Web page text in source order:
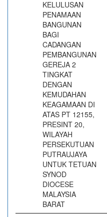
KELULUSAN
PENAMAAN
BANGUNAN
BAGI
CADANGAN
PEMBANGUNAN
GEREJA 2
TINGKAT
DENGAN
KEMUDAHAN
KEAGAMAAN DI
ATAS PT 12155,
PRESINT 20,
WILAYAH
PERSEKUTUAN
PUTRAUJAYA
UNTUK TETUAN
SYNOD
DIOCESE
MALAYSIA
BARAT